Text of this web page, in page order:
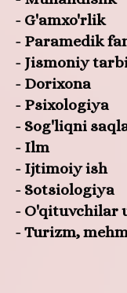
- G'amxo'rlik
- Paramedik
- Jismoniy
- Dorixona
- Psixologiya
- Sog'liqni
- Ilm
- Ijtimoiy ish
- Sotsiologiya
- O'qituvchilar
- Turizm,